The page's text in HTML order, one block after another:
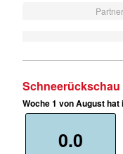
Schneerückschau
Woche 1 von August
0.0